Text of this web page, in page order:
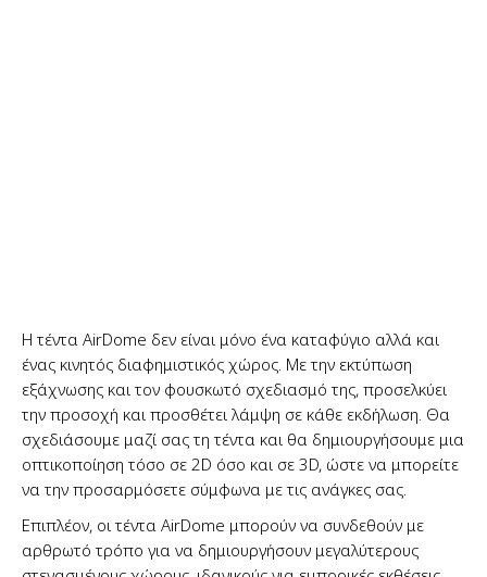
Η τέντα AirDome δεν είναι μόνο ένα καταφύγιο αλλά και
ένας κινητός διαφημιστικός χώρος. Με την εκτύπωση
εξάχνωσης και τον φουσκωτό σχεδιασμό της, προσελκύει
την προσοχή και προσθέτει λάμψη σε κάθε εκδήλωση. Θα
σχεδιάσουμε μαζί σας τη τέντα και θα δημιουργήσουμε μια
οπτικοποίηση τόσο σε 2D όσο και σε 3D, ώστε να μπορείτε
να την προσαρμόσετε σύμφωνα με τις ανάγκες σας.
Επιπλέον, οι τέντα AirDome μπορούν να συνδεθούν με
αρθρωτό τρόπο για να δημιουργήσουν μεγαλύτερους